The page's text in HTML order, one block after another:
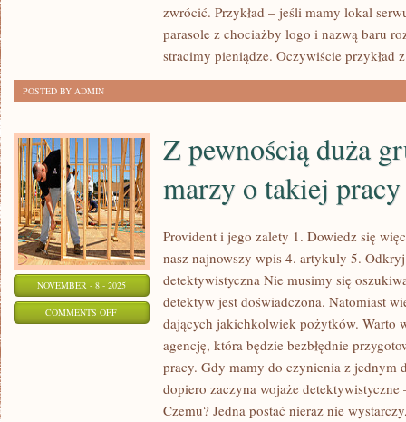
FIRMĘ?
zwrócić. Przykład – jeśli mamy lokal
parasole z chociażby logo i nazwą baru
stracimy pieniądze. Oczywiście przykład z
POSTED BY ADMIN
NOVEMBER - 8 - 2025
COMMENTS OFFON
Z pewnością duża
marzy o takiej pracy
Provident i jego zalety 1. Dowiedz się
nasz najnowszy wpis 4. artykuly 5.
detektywistyczna Nie musimy się
detektyw jest doświadczona. Natomiast
dających jakichkolwiek pożytków. Warto
agencję, która będzie bezbłędnie
pracy. Gdy mamy do czynienia z jednym
dopiero zaczyna wojaże
Czemu? Jedna postać nieraz nie